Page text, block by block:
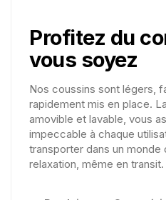
Profitez du
vous soyez
Nos coussins sont légers,
rapidement mis en place.
amovible et lavable, vous
impeccable à chaque
transporter dans un
relaxation, même en transit.